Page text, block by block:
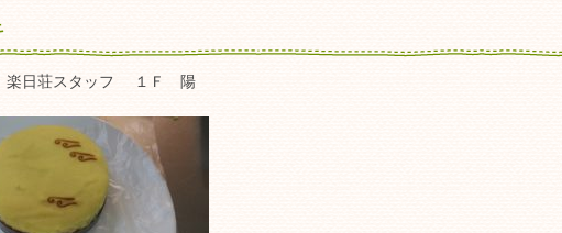
楽日荘スタッフ １Ｆ 陽